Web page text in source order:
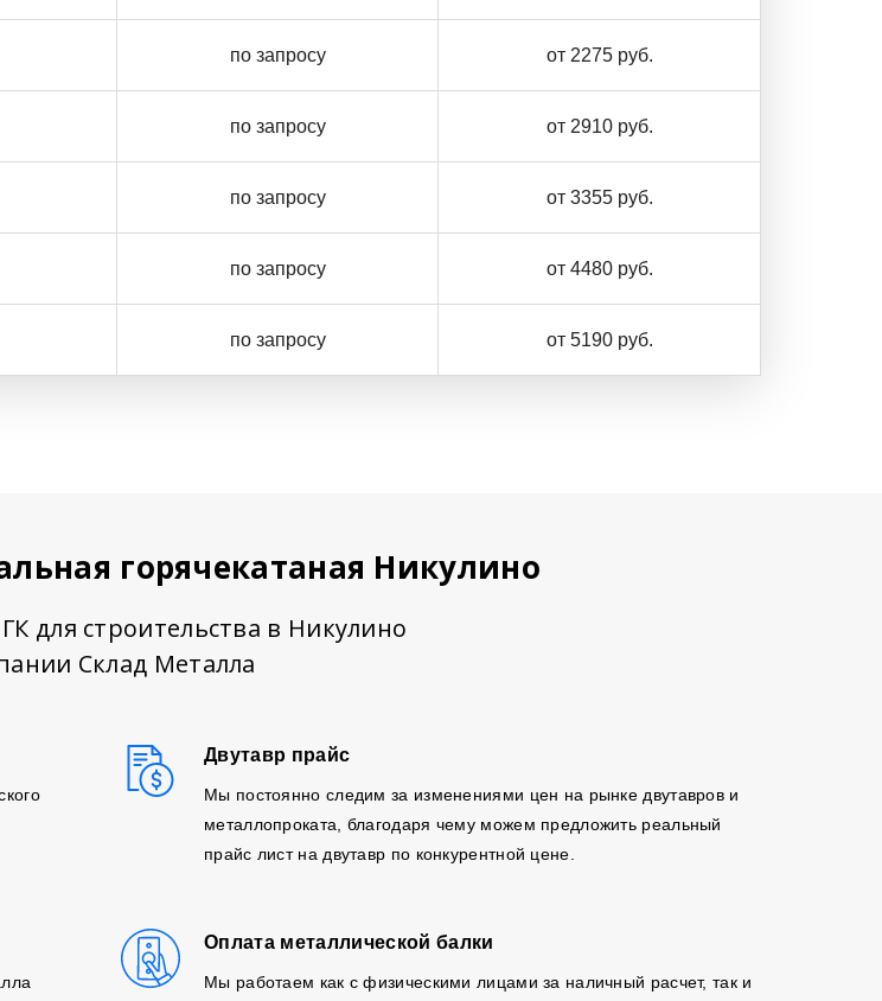
по запросу от 2275 руб.
по запросу от 2910 руб.
по запросу от 3355 руб.
по запросу от 4480 руб.
по запросу от 5190 руб.
горячекатаная Никулино
для строительства в Никулино
Склад Металла
Двутавр прайс
Мы постоянно следим за изменениями цен на рынке двутавров и
металлопроката, благодаря чему можем предложить реальный
прайс лист на двутавр по конкурентной цене.
Оплата металлической балки
Мы работаем как с физическими лицами за наличный расчет, так и